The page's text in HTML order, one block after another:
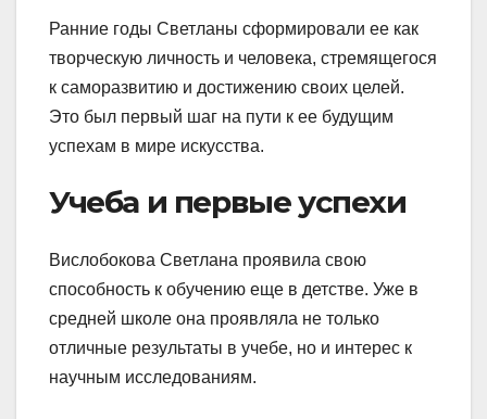
Ранние годы Светланы сформировали ее как
творческую личность и человека, стремящегося
к саморазвитию и достижению своих целей.
Это был первый шаг на пути к ее будущим
успехам в мире искусства.
Учеба и первые успехи
Вислобокова Светлана проявила свою
способность к обучению еще в детстве. Уже в
средней школе она проявляла не только
отличные результаты в учебе, но и интерес к
научным исследованиям.